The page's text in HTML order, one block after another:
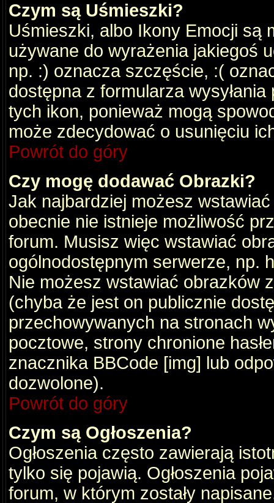
Czym są Uśmieszki?
Uśmieszki, albo Ikony Emocji są
używane do wyrażenia jakiegoś
np. :) oznacza szczęście, :(
dostępna z formularza
tych ikon, ponieważ mogą
może zdecydować o usunięciu
Powrót do góry
Czy mogę dodawać Obrazki?
Jak najbardziej możesz
obecnie nie istnieje możliwość
forum. Musisz więc wstawiać
ogólnodostępnym serwerze, np.
Nie możesz wstawiać obrazków
(chyba że jest on publicznie
przechowywanych na stronach
pocztowe, strony chronione
znacznika BBCode [img] lub
dozwolone).
Powrót do góry
Czym są Ogłoszenia?
Ogłoszenia często zawierają
tylko się pojawią. Ogłoszenia
forum, w którym zostały